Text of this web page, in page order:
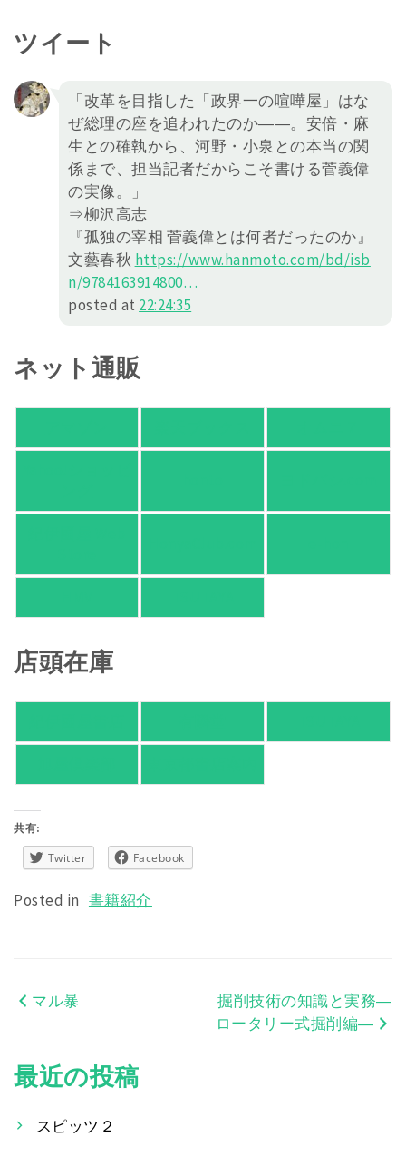
ツイート
「改革を目指した「政界一の喧嘩屋」はな
ぜ総理の座を追われたのか――。安倍・麻
生との確執から、河野・小泉との本当の関
係まで、担当記者だからこそ書ける菅義偉
の実像。」
⇒柳沢高志
『孤独の宰相 菅義偉とは何者だったのか』
文藝春秋 https://www.hanmoto.com/bd/isb
n/9784163914800…
posted at 22:24:35
ネット通販
店頭在庫
共有:
Twitter Facebook
Posted in 書籍紹介
投
ナ
ビ
マル暴
掘削技術の知識と実務―
ロータリー式掘削編―
最近の投稿
スピッツ２